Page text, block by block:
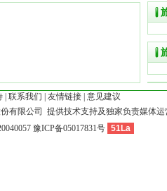
联系我们 友情链接 意见建议
有限公司 提供技术支持及独家负责媒体运
豫ICP备05017831号 51La